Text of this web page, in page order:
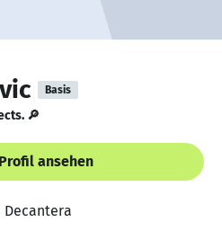
Basis
🔎
ansehen
Decantera